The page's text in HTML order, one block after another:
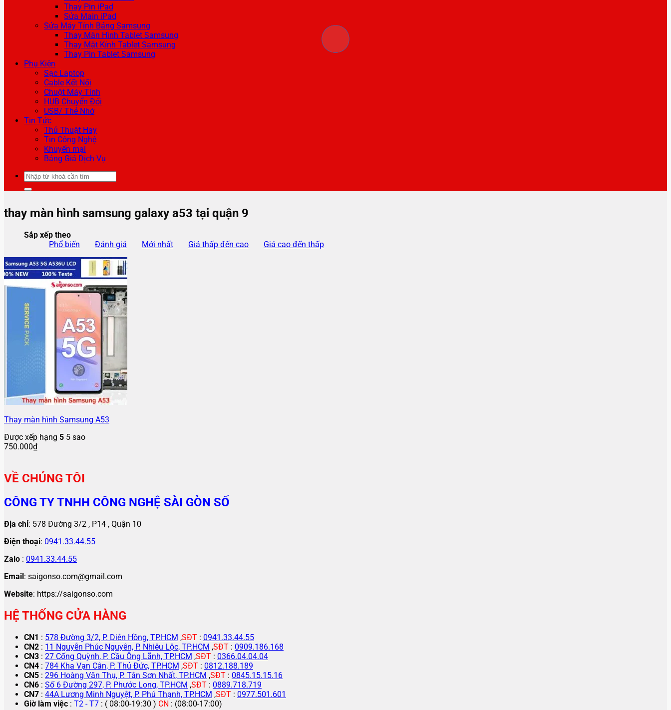
Thay Pin iPad
Sửa Main iPad
Sửa Máy Tính Bảng Samsung
Thay Màn Hình Tablet Samsung
Thay Mặt Kính Tablet Samsung
Thay Pin Tablet Samsung
Phụ Kiện
Sạc Laptop
Cable Kết Nối
Chuột Máy Tính
HUB Chuyển Đổi
USB/ Thẻ Nhớ
Tin Tức
Thủ Thuật Hay
Tin Công Nghệ
Khuyến mại
Bảng Giá Dịch Vụ
Tìm
kiếm:
thay màn hình samsung galaxy a53 tại quận 9
Sắp xếp theo
Phổ biến
Đánh giá Mới nhất Giá thấp đến cao Giá cao đến thấp
Thay màn hình Samsung A53
Được xếp hạng 5 5 sao
750.000₫
VỀ CHÚNG TÔI
CÔNG TY TNHH CÔNG NGHỆ SÀI GÒN SỐ
Địa chỉ: 578 Đường 3/2 , P14 , Quận 10
Điện thoại: 0941.33.44.55
Zalo : 0941.33.44.55
Email: saigonso.com@gmail.com
Website: https://saigonso.com
HỆ THỐNG CỬA HÀNG
CN1 : 578 Đường 3/2, P. Diên Hồng, TP.HCM ,SĐT : 0941.33.44.55
CN2 : 11 Nguyễn Phúc Nguyên, P. Nhiêu Lộc, TP.HCM ,SĐT : 0909.186.168
CN3 : 27 Cống Quỳnh, P. Cầu Ông Lãnh, TP.HCM ,SĐT : 0366.04.04.04
CN4 : 784 Kha Vạn Cân, P. Thủ Đức, TP.HCM ,SĐT : 0812.188.189
CN5 : 296 Hoàng Văn Thụ, P. Tân Sơn Nhất, TP.HCM ,SĐT : 0845.15.15.16
CN6 : Số 6 Đường 297, P. Phước Long, TP.HCM ,SĐT : 0889.718.719
CN7 : 44A Lương Minh Nguyệt, P. Phú Thạnh, TP.HCM ,SĐT : 0977.501.601
Giờ làm việc : T2 - T7 : ( 08:00-19:30 ) CN : (08:00-17:00)